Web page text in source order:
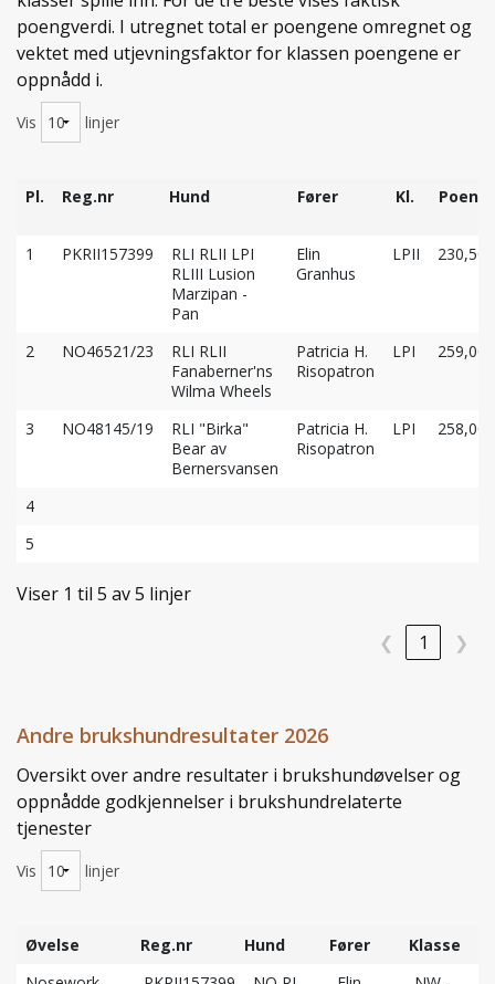
poengverdi. I utregnet total er poengene omregnet og
vektet med utjevningsfaktor for klassen poengene er
oppnådd i.
Vis linjer
Pl. Reg.nr Hund Fører Kl. Poeng
Pl. Reg.nr Hund Fører Kl. Poeng
1 PKRII157399
RLI RLII LPI
RLIII Lusion
Marzipan -
Pan
Elin
Granhus
LPII
2 NO46521/23
RLI RLII
Fanaberner'ns
Wilma Wheels
Patricia H.
Risopatron
LPI 259,00
3 NO48145/19
RLI "Birka"
Bear av
Bernersvansen
Patricia H.
Risopatron
LPI 258,00
4
5
Viser 1 til 5 av 5 linjer
❮
1 ❯
Andre brukshundresultater 2026
Oversikt over andre resultater i brukshundøvelser og
oppnådde godkjennelser i brukshundrelaterte
tjenester
Vis linjer
Øvelse Reg.nr Hund Fører Klasse
Øvelse
Reg.nr Hund Fører Klasse